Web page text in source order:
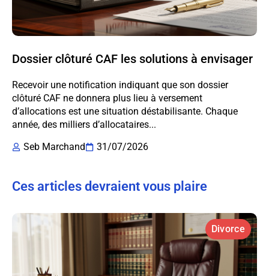
Dossier clôturé CAF les solutions à envisager
Recevoir une notification indiquant que son dossier
clôturé CAF ne donnera plus lieu à versement
d’allocations est une situation déstabilisante. Chaque
année, des milliers d’allocataires...
Seb Marchand
31/07/2026
Ces articles devraient vous plaire
Divorce